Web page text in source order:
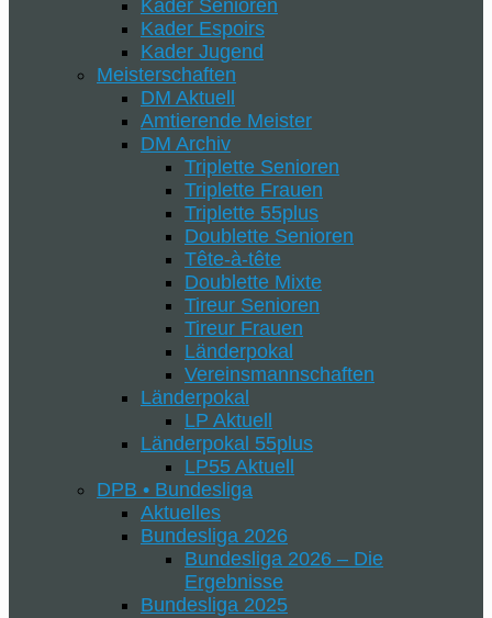
Kader Senioren
Kader Espoirs
Kader Jugend
Meisterschaften
DM Aktuell
Amtierende Meister
DM Archiv
Triplette Senioren
Triplette Frauen
Triplette 55plus
Doublette Senioren
Tête-à-tête
Doublette Mixte
Tireur Senioren
Tireur Frauen
Länderpokal
Vereinsmannschaften
Länderpokal
LP Aktuell
Länderpokal 55plus
LP55 Aktuell
DPB • Bundesliga
Aktuelles
Bundesliga 2026
Bundesliga 2026 – Die
Ergebnisse
Bundesliga 2025